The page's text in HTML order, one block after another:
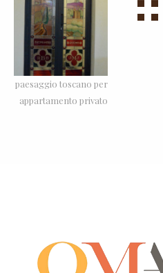
paesaggio toscano per
appartamento privato